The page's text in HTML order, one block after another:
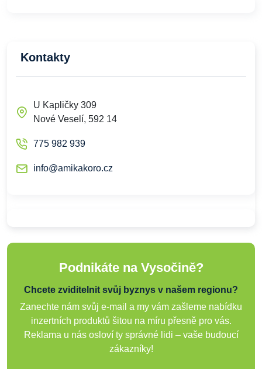
Kontakty
U Kapličky 309
Nové Veselí, 592 14
775 982 939
info@amikakoro.cz
Podnikáte na Vysočině?
Chcete zviditelnit svůj byznys v našem regionu?
Zanechte nám svůj e-mail a my vám zašleme nabídku
inzertních produktů šitou na míru přesně pro vás.
Reklama u nás osloví ty správné lidi – vaše budoucí
zákazníky!